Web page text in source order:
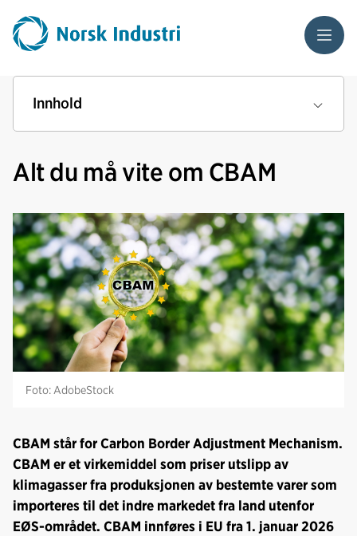
Meny
Innhold
Alt du må vite om CBAM
Foto: AdobeStock
CBAM står for Carbon Border Adjustment Mechanism.
CBAM er et virkemiddel som priser utslipp av
klimagasser fra produksjonen av bestemte varer som
importeres til det indre markedet fra land utenfor
EØS-området. CBAM innføres i EU fra 1. januar 2026